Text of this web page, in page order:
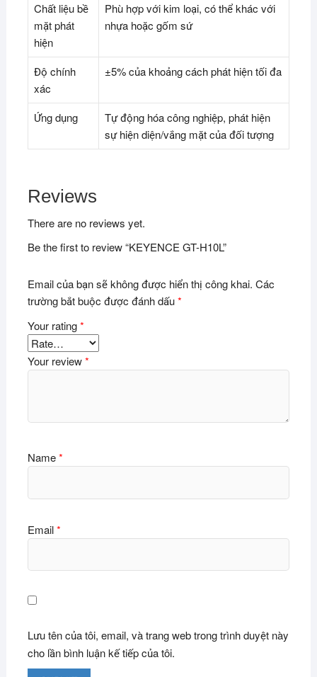
Chất liệu bề
mặt phát
hiện
Phù hợp với kim loại, có thể khác với
nhựa hoặc gốm sứ
Độ chính
xác
±5% của khoảng cách phát hiện tối đa
Ứng dụng
Tự động hóa công nghiệp, phát hiện
sự hiện diện/vắng mặt của đối tượng
Reviews
There are no reviews yet.
Be the first to review “KEYENCE GT-H10L”
Email của bạn sẽ không được hiển thị công khai. Các
trường bắt buộc được đánh dấu*
Your rating*
Your review*
Name*
Email*
Lưu tên của tôi, email, và trang web trong trình duyệt này
cho lần bình luận kế tiếp của tôi.